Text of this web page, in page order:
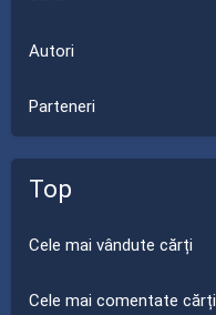
Autori
Parteneri
Top
Cele mai vândute cărți
Cele mai comentate cărți